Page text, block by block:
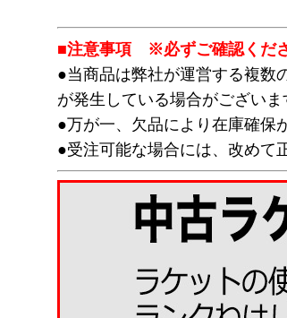
■注意事項 ※必ずご確認くださ
●当商品は弊社が運営する複数
が発生している場合がございま
●万が一、欠品により在庫確保
●受注可能な場合には、改めて